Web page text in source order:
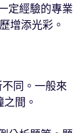
定經驗的專業
增添光彩。
不同。一般來
間。